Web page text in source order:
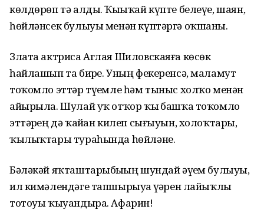
көлдөрөп тә алды. Ҡыҙыҡай күпте белеүе, шаян,
һөйләнсек булыуы менән күптәргә оҡшаны.
Злата актриса Аглая Шиловскаяға көсөк
һайлашып та бирҙе. Уның фекеренсә, маламут
тоҡомло эттәр түҙемле һәм тыныс холҡо менән
айырыла. Шулай уҡ отҡор ҡыҙ башҡа тоҡомло
эттәрҙең дә ҡайҙан килеп сығыуын, холоҡтары,
ҡылыҡтары тураһында һөйләне.
Бәләкәй яҡташтарыбыҙҙың шундай әүҙем булыуы,
ил кимәлендәге тапшырыуҙа үҙҙәрен лайыҡлы
тотоуы ҡыуандыра. Афарин!